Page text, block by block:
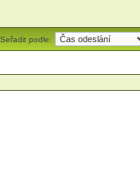
Seřadit podle: